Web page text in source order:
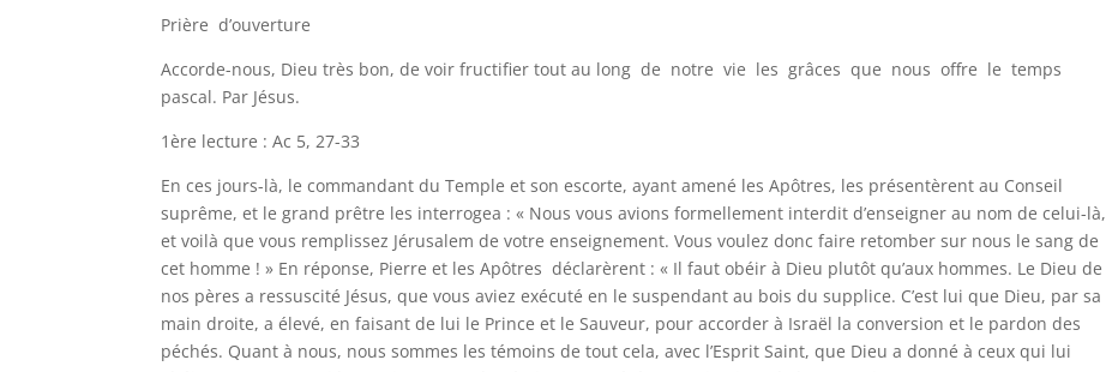
Prière d’ouverture
Accorde-nous, Dieu très bon, de voir fructifier tout au long de notre vie les grâces que nous offre le temps
pascal. Par Jésus.
1ère lecture : Ac 5, 27-33
En ces jours-là, le commandant du Temple et son escorte, ayant amené les Apôtres, les présentèrent au Conseil
suprême, et le grand prêtre les interrogea : « Nous vous avions formellement interdit d’enseigner au nom de celui-là,
et voilà que vous remplissez Jérusalem de votre enseignement. Vous voulez donc faire retomber sur nous le sang de
cet homme ! » En réponse, Pierre et les Apôtres déclarèrent : « Il faut obéir à Dieu plutôt qu’aux hommes. Le Dieu de
nos pères a ressuscité Jésus, que vous aviez exécuté en le suspendant au bois du supplice. C’est lui que Dieu, par sa
main droite, a élevé, en faisant de lui le Prince et le Sauveur, pour accorder à Israël la conversion et le pardon des
péchés. Quant à nous, nous sommes les témoins de tout cela, avec l’Esprit Saint, que Dieu a donné à ceux qui lui